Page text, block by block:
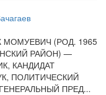
МОМУЕВИЧ (РОД. 1965
РАЙОН) —
КАНДИДАТ
ПОЛИТИЧЕСКИЙ
ПРЕД...